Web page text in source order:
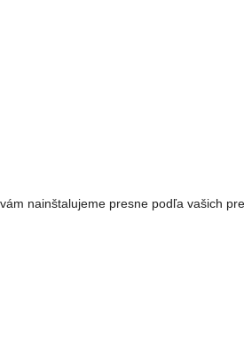
nainštalujeme presne podľa vašich